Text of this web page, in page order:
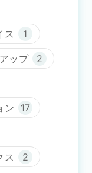
ス 1
ップ 2
ン 17
ス 2